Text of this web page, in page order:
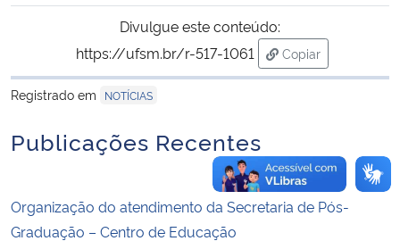
Divulgue este conteúdo:
https://ufsm.br/r-517-1061
Copiar
para área de
Registrado em
NOTÍCIAS
Publicações Recentes
Organização do atendimento da Secretaria de Pós-
Graduação – Centro de Educação